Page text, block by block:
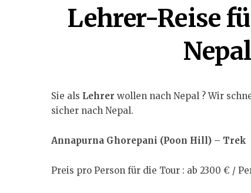
Lehrer-Reise
Sie als Lehrer wollen nach Nepal ? Wir
sicher nach Nepal.
Annapurna Ghorepani (Poon Hill) – Trek
Preis pro Person für die Tour : ab 2300 € /